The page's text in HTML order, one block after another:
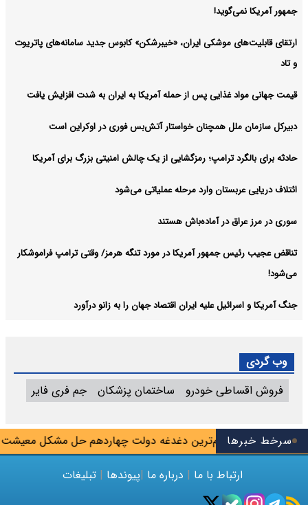
سرخط خبرها
پزشکیان: مهم‌ترین دغدغه دولت چهاردهم حل مشکل معیشت
جمهور آمریکا نمی‌گوید!
ارتقای قابلیت‌های موشکی ایران، «خیبرشکن» کابوس جدید سامانه‌های پاتریوت
و تاد
قیمت جهانی مواد غذایی پس از حمله آمریکا به ایران به شدت افزایش یافت
دبیرکل سازمان ملل همچنان خواستار آتش‌بس فوری در اوکراین است
حادثه برای بالگرد ترامپ؛ رمزگشایی از یک چالش امنیتی بزرگ برای آمریکا
ائتلاف دریایی عربستان وارد مرحله عملیاتی می‌شود
سوری در مرز عراق در آماده‌باش هستند
تناقض عجیب رئیس جمهور آمریکا در مورد تنگه هرمز/ وقتی ترامپ فراموشکار
می‌شود!
جنگ آمریکا و اسرائیل علیه ایران اقتصاد جهان را به زانو درآورد
وب گردی
فروش اقساطی خودرو
ساختمان پزشکان جم فری فایر
ارتباط با ما | درباره ما |پیوندها | تبلیغات